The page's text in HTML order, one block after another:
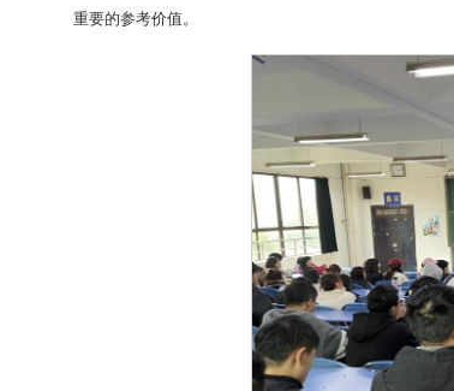
重要的参考价值。